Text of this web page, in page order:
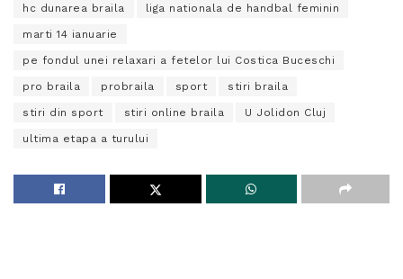
hc dunarea braila liga nationala de handbal feminin
marti 14 ianuarie
pe fondul unei relaxari a fetelor lui Costica Buceschi
pro braila probraila sport stiri braila
stiri din sport stiri online braila U Jolidon Cluj
ultima etapa a turului